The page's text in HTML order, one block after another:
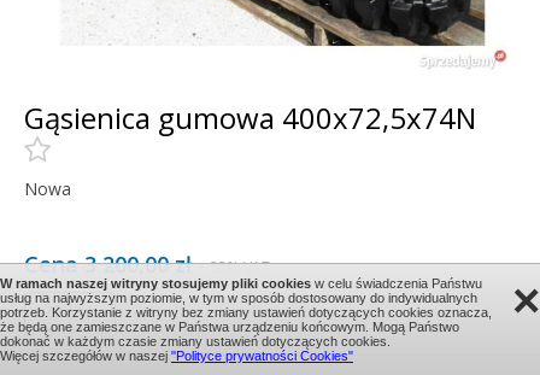
Gąsienica gumowa 400x72,5x74N
Nowa
Cena 3 200,00 zł+ 23% VAT
2023 r. ×
W ramach naszej witryny stosujemy pliki cookies w celu świadczenia Państwu
usług na najwyższym poziomie, w tym w sposób dostosowany do indywidualnych
potrzeb. Korzystanie z witryny bez zmiany ustawień dotyczących cookies oznacza,
że będą one zamieszczane w Państwa urządzeniu końcowym. Mogą Państwo
dokonać w każdym czasie zmiany ustawień dotyczących cookies.
Więcej szczegółów w naszej "Polityce prywatności Cookies"